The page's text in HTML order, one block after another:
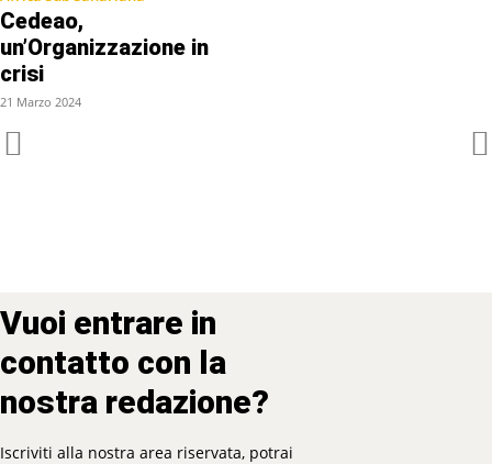
Cedeao,
un’Organizzazione in
crisi
21 Marzo 2024
Vuoi entrare in
contatto con la
nostra redazione?
Iscriviti alla nostra area riservata, potrai